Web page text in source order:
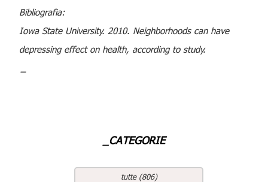
Bibliografia:
Iowa State University. 2010. Neighborhoods can have
depressing effect on health, according to study.
_CATEGORIE
tutte (806)